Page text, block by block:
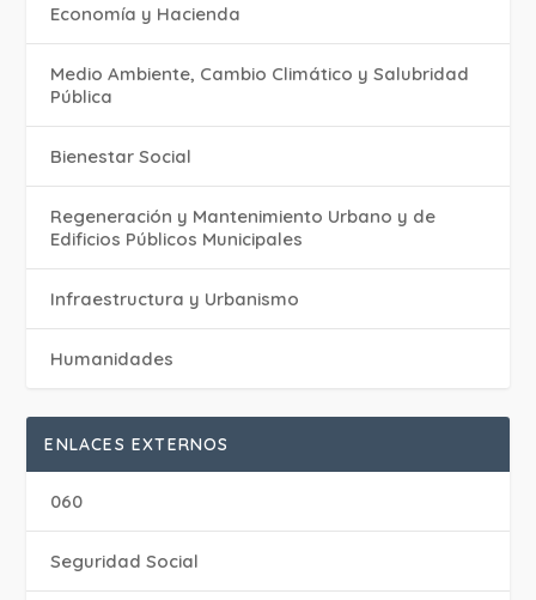
Economía y Hacienda
Medio Ambiente, Cambio Climático y Salubridad
Pública
Bienestar Social
Regeneración y Mantenimiento Urbano y de
Edificios Públicos Municipales
Infraestructura y Urbanismo
Humanidades
ENLACES EXTERNOS
060
Seguridad Social